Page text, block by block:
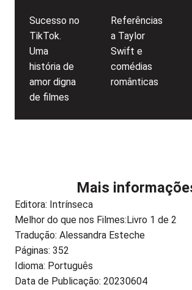
Sucesso no
TikTok.
Uma
história de
amor digna
de filmes
Referências
a Taylor
Swift e
comédias
românticas
Mais
Editora: Intrínseca
Melhor do que nos Filmes: Livro 1 de 2
Tradução: Alessandra Esteche
Páginas: 352
Idioma: Português
Data de Publicação: 20230604